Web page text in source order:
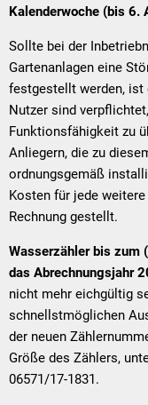
Kalenderwoche (bis 6.
Sollte bei der
Gartenanlagen eine
festgestellt werden,
Nutzer sind
Funktionsfähigkeit zu
Anliegern, die zu
ordnungsgemäß
Kosten für jede
Rechnung gestellt.
Wasserzähler bis zum
das Abrechnungsjahr
nicht mehr eichgültig
schnellstmöglichen
der neuen
Größe des Zählers,
06571/17-1831.